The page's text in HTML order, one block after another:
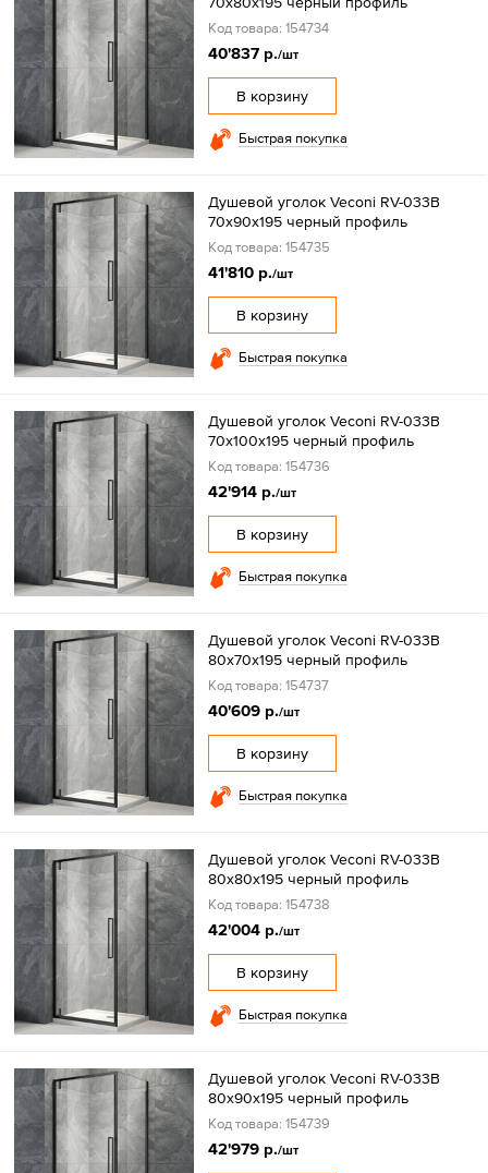
Код товара: 154734
40'837 р./шт
В корзину
Быстрая покупка
Душевой уголок Veconi RV-033B
70х90х195 черный профиль
Код товара: 154735
41'810 р./шт
В корзину
Быстрая покупка
Душевой уголок Veconi RV-033B
70х100х195 черный профиль
Код товара: 154736
42'914 р./шт
В корзину
Быстрая покупка
Душевой уголок Veconi RV-033B
80х70х195 черный профиль
Код товара: 154737
40'609 р./шт
В корзину
Быстрая покупка
Душевой уголок Veconi RV-033B
80х80х195 черный профиль
Код товара: 154738
42'004 р./шт
В корзину
Быстрая покупка
Душевой уголок Veconi RV-033B
80х90х195 черный профиль
Код товара: 154739
42'979 р./шт